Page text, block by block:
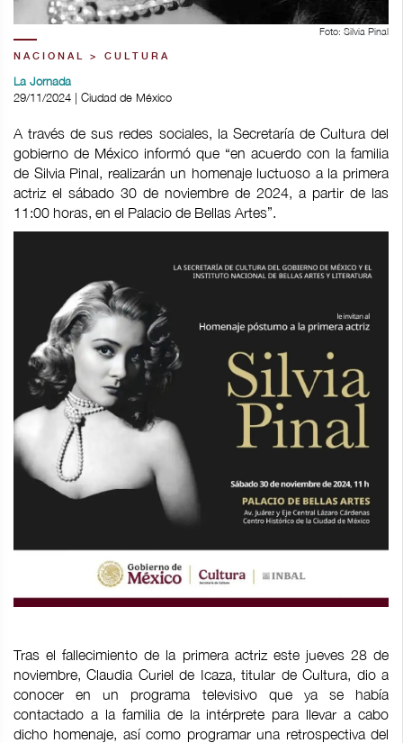
Foto: Silvia Pinal
NACIONAL > CULTURA
La Jornada
29/11/2024 | Ciudad de México
A través de sus redes sociales, la Secretaría de Cultura del
gobierno de México informó que “en acuerdo con la familia
de Silvia Pinal, realizarán un homenaje luctuoso a la primera
actriz el sábado 30 de noviembre de 2024, a partir de las
11:00 horas, en el Palacio de Bellas Artes”.
Tras el fallecimiento de la primera actriz este jueves 28 de
noviembre, Claudia Curiel de Icaza, titular de Cultura, dio a
conocer en un programa televisivo que ya se había
contactado a la familia de la intérprete para llevar a cabo
dicho homenaje, así como programar una retrospectiva del